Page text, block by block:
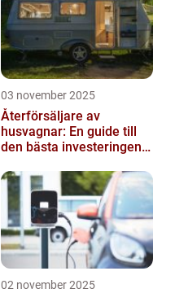
03 november 2025
Återförsäljare av
husvagnar: En guide till
den bästa investeringen
02 november 2025